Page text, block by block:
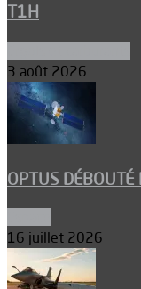
T1H
3 août 2026
OPTUS DÉBOUTÉ
16 juillet 2026